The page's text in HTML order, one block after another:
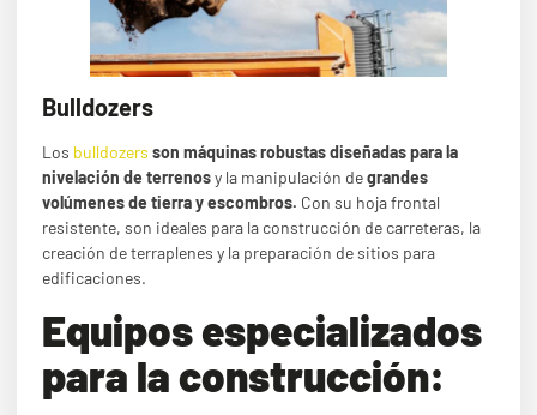
Bulldozers
Los bulldozers son máquinas robustas diseñadas para la
nivelación de terrenosy la manipulación degrandes
volúmenes de tierra y escombros. Con su hoja frontal
resistente, son ideales para la construcción de carreteras, la
creación de terraplenes y la preparación de sitios para
edificaciones.
Equipos especializados
para la construcción: